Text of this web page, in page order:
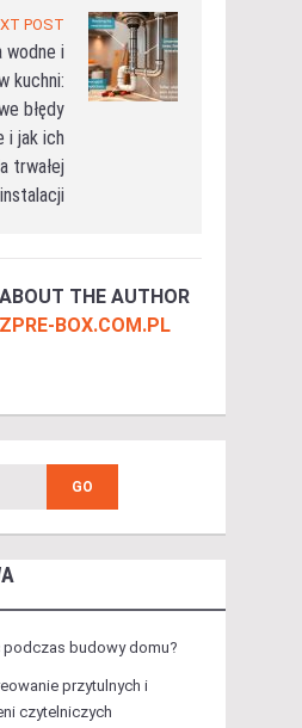
POST
wodne i
kuchni:
błędy
i jak ich
trwałej
instalacji
ABOUT THE AUTHOR
ZPRE-BOX.COM.PL
budowy domu?
przytulnych i
czytelniczych